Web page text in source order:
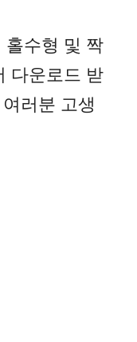
수형 및 짝
다운로드 받
러분 고생